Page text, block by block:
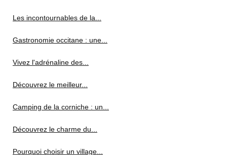
Les incontournables de la...
Gastronomie occitane : une...
Vivez l'adrénaline des...
Découvrez le meilleur...
Camping de la corniche : un...
Découvrez le charme du...
Pourquoi choisir un village...